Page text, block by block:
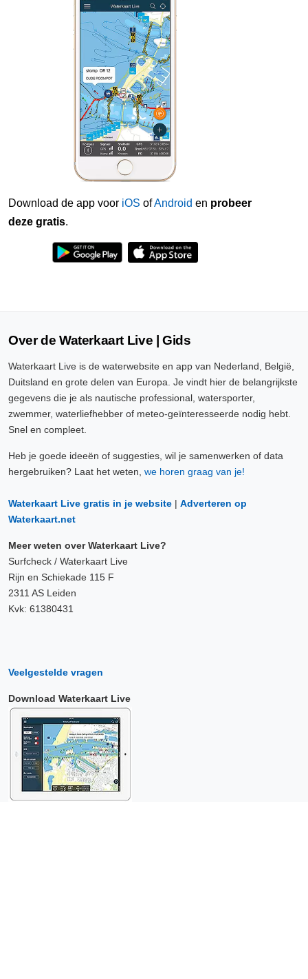
Download de app voor iOS ofAndroid en probeer
deze gratis.
Over de Waterkaart Live | Gids
Waterkaart Live is de waterwebsite en app van Nederland, België,
Duitsland en grote delen van Europa. Je vindt hier de belangrijkste
gegevens die je als nautische professional, watersporter,
zwemmer, waterliefhebber of meteo-geïnteresseerde nodig hebt.
Snel en compleet.
Heb je goede ideeën of suggesties, wil je samenwerken of data
hergebruiken? Laat het weten, we horen graag van je!
Waterkaart Live gratis in je website | Adverteren op
Waterkaart.net
Meer weten over Waterkaart Live?
Surfcheck / Waterkaart Live
Rijn en Schiekade 115 F
2311 AS Leiden
Kvk: 61380431
Veelgestelde vragen
Download Waterkaart Live